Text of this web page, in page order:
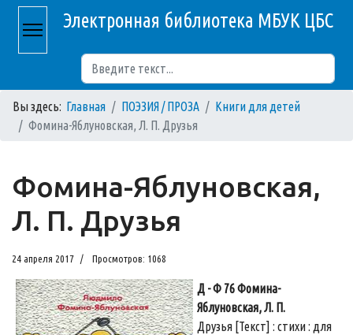
Электронная библиотека МБУК ЦБС
Вы здесь: Главная ПОЭЗИЯ / ПРОЗА
Книги для детей
Фомина-Яблуновская, Л. П. Друзья
Фомина-Яблуновская,
Л. П. Друзья
24 апреля 2017 Просмотров: 1068
Д - Ф 76 Фомина-
Яблуновская, Л. П.
Друзья [Текст] : стихи : для